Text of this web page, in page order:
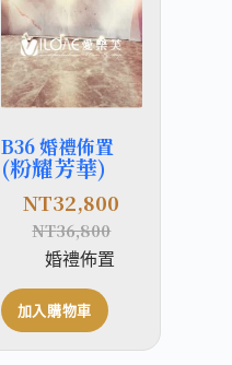
B36 婚禮佈置
(粉耀芳華)
NT36,800
NT32,800
婚禮佈置
加入購物車